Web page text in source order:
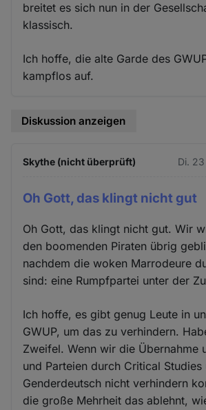
breitet es sich nun in der
klassisch.
Ich hoffe, die alte Garde des
kampflos auf.
Diskussion anzeigen
Skythe (nicht überprüft) Di.
Oh Gott, das klingt nicht gut
Oh Gott, das klingt nicht gut. Wir
den boomenden Piraten übrig
nachdem die woken Marrodeure
sind: eine Rumpfpartei unter der
Ich hoffe, es gibt genug Leute in
GWUP, um das zu verhindern.
Zweifel. Wenn wir die Übernahme
und Parteien durch Critical Studies
Genderdeutsch nicht verhindern
die große Mehrheit das ablehnt,